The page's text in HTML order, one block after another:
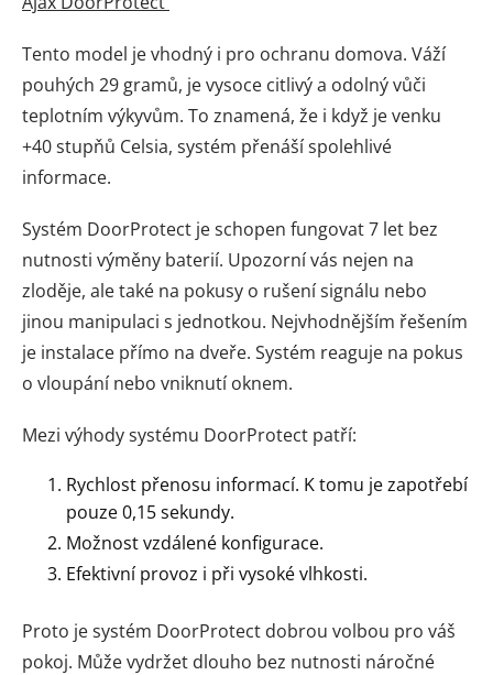
Tento model je vhodný i pro ochranu domova. Váží
pouhých 29 gramů, je vysoce citlivý a odolný vůči
teplotním výkyvům. To znamená, že i když je venku
+40 stupňů Celsia, systém přenáší spolehlivé
informace.
Systém DoorProtect je schopen fungovat 7 let bez
nutnosti výměny baterií. Upozorní vás nejen na
zloděje, ale také na pokusy o rušení signálu nebo
jinou manipulaci s jednotkou. Nejvhodnějším řešením
je instalace přímo na dveře. Systém reaguje na pokus
o vloupání nebo vniknutí oknem.
Mezi výhody systému DoorProtect patří:
Rychlost přenosu informací. K tomu je zapotřebí
pouze 0,15 sekundy.
Možnost vzdálené konfigurace.
Efektivní provoz i při vysoké vlhkosti.
Proto je systém DoorProtect dobrou volbou pro váš
pokoj. Může vydržet dlouho bez nutnosti náročné